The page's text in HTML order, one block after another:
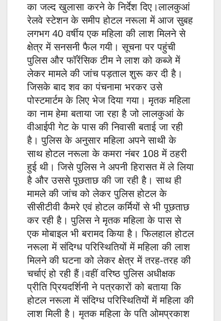
का जल्द खुलासा करने के निर्देश दिए।लालकुआं
रेलवे स्टेशन के समीप होटल नरूला में आज सुबह
लगभग 40 वर्षीय एक महिला की लाश मिलने से
क्षेत्र में सनसनी फैल गयी। सूचना पर पहुंची
पुलिस और फॉरेंसिक टीम ने लाश को कब्जे में
लेकर मामले की जांच पड़ताल शुरू कर दी है।
जिसके बाद शव का पंचनामा भरकर उसे
पोस्टमार्टम के लिए भेज दिया गया। मृतक महिला
का नाम हेमा बताया जा रहा है जो लालकुआं के
वीआईपी गेट के पास की निवासी बताई जा रही
है। पुलिस के अनुसार महिला अपने साथी के
साथ होटल नरूला के कमरा नंबर 108 में ठहरी
हुई थी। जिसे पुलिस ने अपनी हिरासत में ले लिया
है और उससे पूछताछ की जा रही है। साथ ही
मामले की जांच को लेकर पुलिस होटल के
सीसीटीवी कैमरे एवं होटल कर्मियों से भी पूछताछ
कर रही है। पुलिस ने मृतक महिला के पास से
एक मोबाइल भी बरामद किया है। फिलहाल होटल
नरूला में संदिग्ध परिस्थितियों में महिला की लाश
मिलने की घटना को लेकर क्षेत्र में तरह-तरह की
चर्चाएं हो रही हैं।वहीं वरिष्ठ पुलिस अधीक्षक
प्रीति प्रियदर्शिनी ने पत्रकारों को बताया कि
होटल नरूला में संदिग्ध परिस्थितियों में महिला की
लाश मिली है। मृतक महिला के पति ओमप्रकाश